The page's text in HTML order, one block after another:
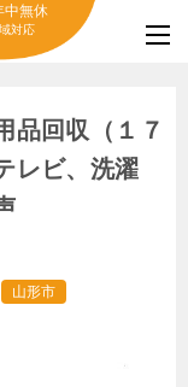
中無休
対応
品回収（１７
レビ、洗濯
山形市